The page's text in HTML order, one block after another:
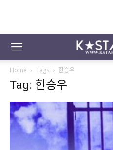
Home Tags 한승우
Tag: 한승우